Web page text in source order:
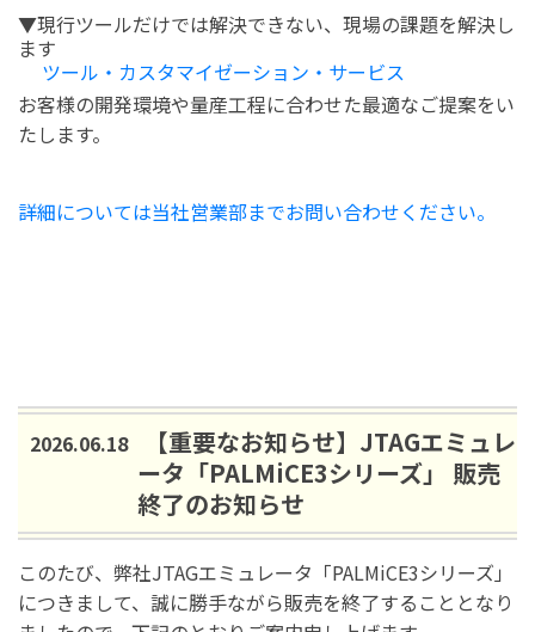
▼現行ツールだけでは解決できない、現場の課題を解決し
ます
ツール・カスタマイゼーション・サービス
お客様の開発環境や量産工程に合わせた最適なご提案をい
たします。
詳細については当社営業部までお問い合わせください。
2026.06.18
【重要なお知らせ】JTAGエミュレ
ータ「PALMiCE3シリーズ」 販売
終了のお知らせ
このたび、弊社JTAGエミュレータ「PALMiCE3シリーズ」
につきまして、誠に勝手ながら販売を終了することとなり